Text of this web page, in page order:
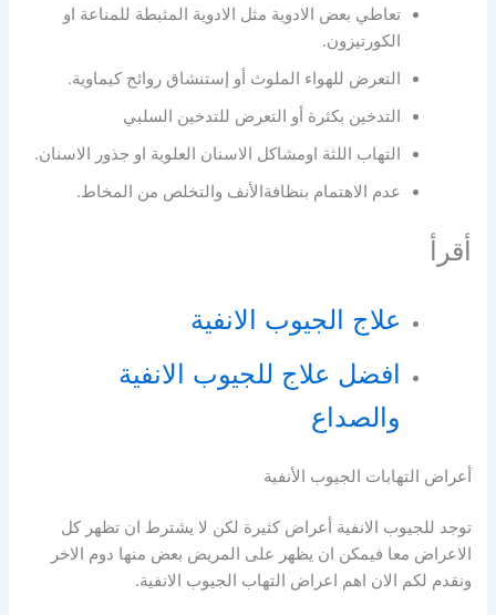
تعاطي بعض الادوية مثل الادوية المثبطة للمناعة او
الكورتيزون.
التعرض للهواء الملوث أو إستنشاق روائح كيماوية.
التدخين بكثرة أو التعرض للتدخين السلبي
التهاب اللثة اومشاكل الاسنان العلوية او جذور الاسنان.
عدم الاهتمام بنظافةالأنف والتخلص من المخاط.
أقرأ
علاج الجيوب الانفية
افضل علاج للجيوب الانفية
والصداع
أعراض التهابات الجيوب الأنفية
توجد للجيوب الانفية أعراض كثيرة لكن لا يشترط ان تظهر كل
الاعراض معا فيمكن ان يظهر على المريض بعض منها دوم الاخر
ونقدم لكم الان اهم اعراض التهاب الجيوب الانفية.